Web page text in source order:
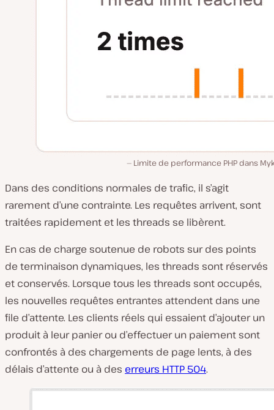
Limite de performance PHP dans
Dans des conditions normales de trafic, il s’agit
rarement d’une contrainte. Les requêtes arrivent, sont
traitées rapidement et les threads se libèrent.
En cas de charge soutenue de robots sur des points
de terminaison dynamiques, les threads sont réservés
et conservés. Lorsque tous les threads sont occupés,
les nouvelles requêtes entrantes attendent dans une
file d’attente. Les clients réels qui essaient d’ajouter un
produit à leur panier ou d’effectuer un paiement sont
confrontés à des chargements de page lents, à des
délais d’attente ou à des erreurs HTTP 504.